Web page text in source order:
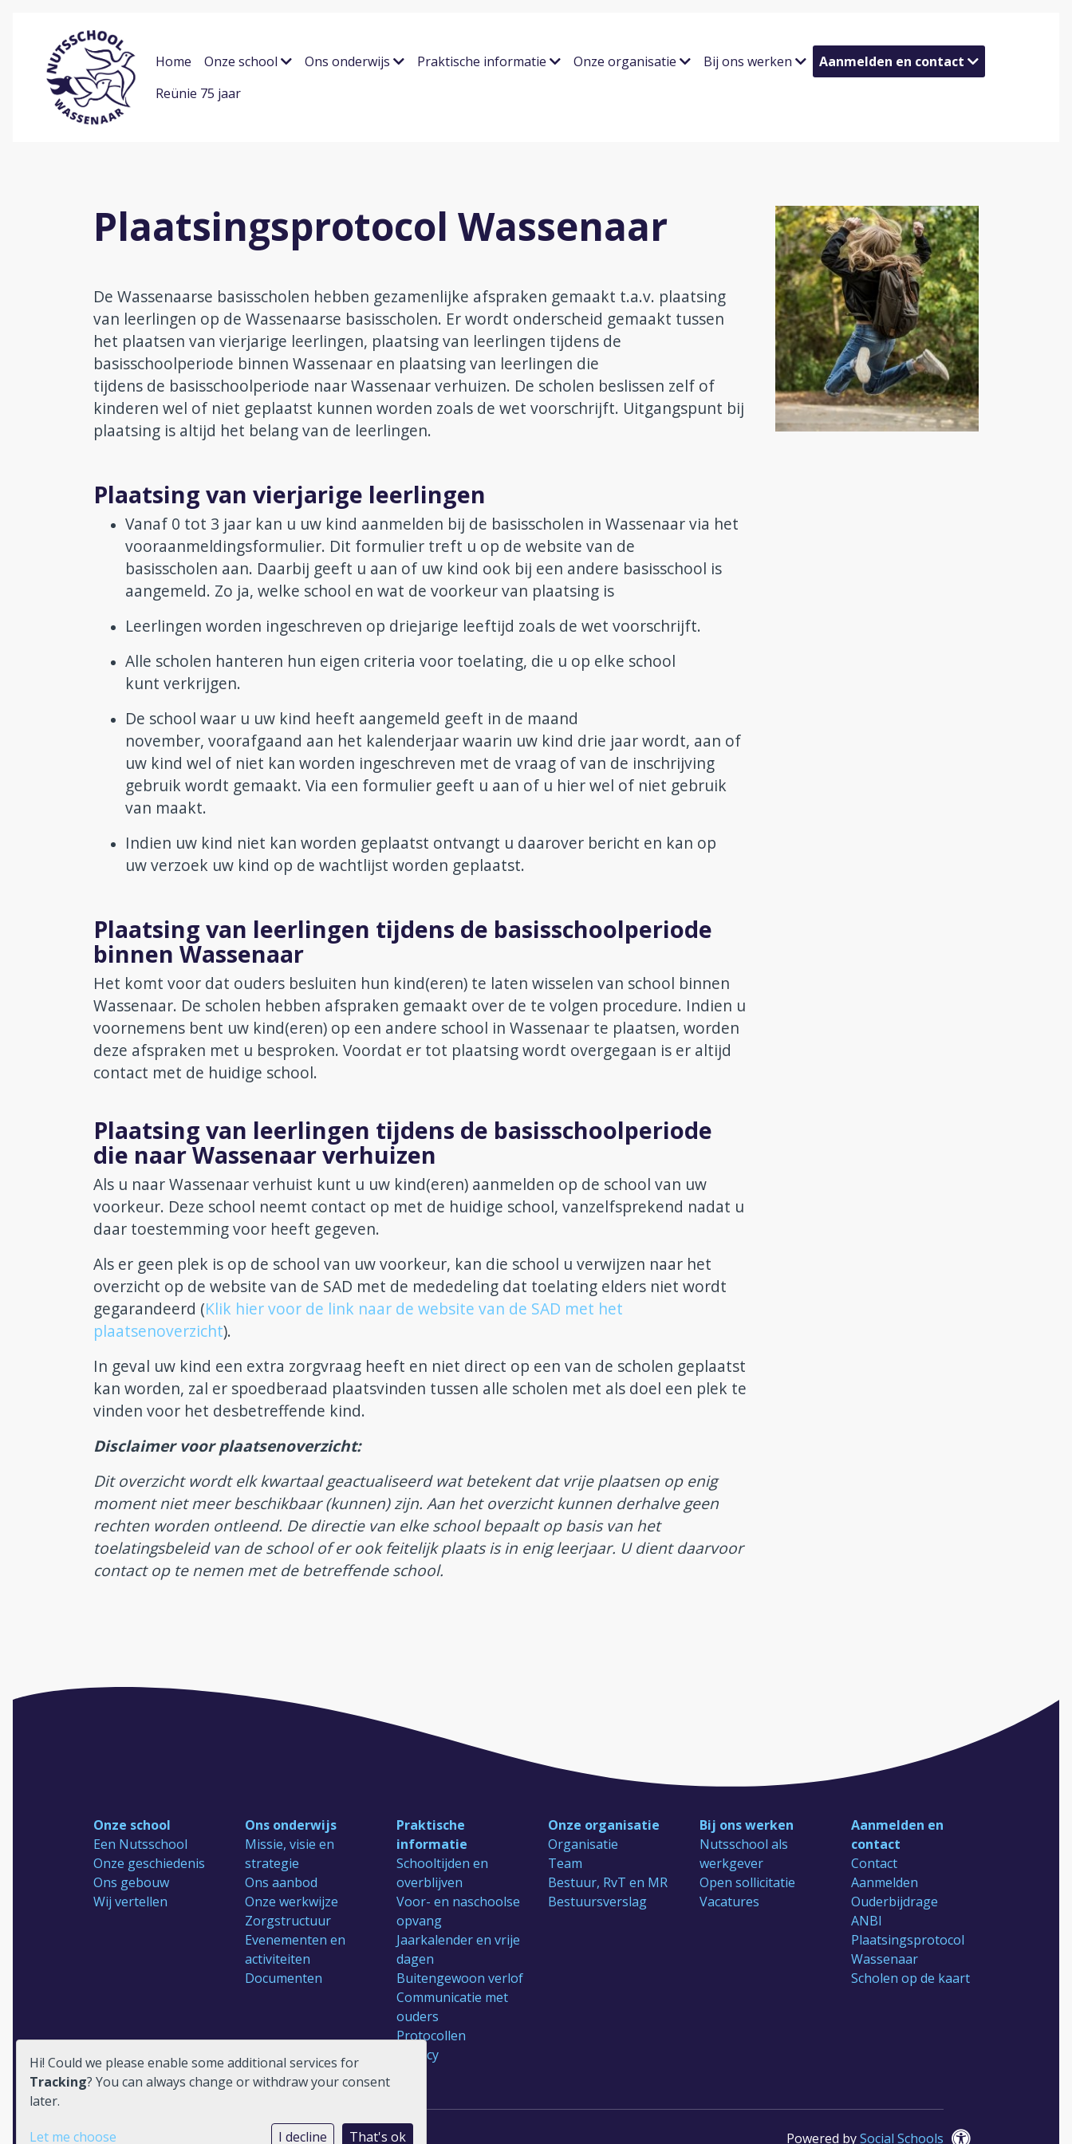
Home Onze school Ons onderwijs Praktische informatie Onze organisatie Bij ons werken
Aanmelden en contact
Reünie 75 jaar
Plaatsingsprotocol Wassenaar
De Wassenaarse basisscholen hebben gezamenlijke afspraken gemaakt t.a.v. plaatsing
van leerlingen op de Wassenaarse basisscholen. Er wordt onderscheid gemaakt tussen
het plaatsen van vierjarige leerlingen, plaatsing van leerlingen tijdens de
basisschoolperiode binnen Wassenaar en plaatsing van leerlingen die
tijdens de basisschoolperiode naar Wassenaar verhuizen. De scholen beslissen zelf of
kinderen wel of niet geplaatst kunnen worden zoals de wet voorschrijft. Uitgangspunt bij
plaatsing is altijd het belang van de leerlingen.
Plaatsing van vierjarige leerlingen
Vanaf 0 tot 3 jaar kan u uw kind aanmelden bij de basisscholen in Wassenaar via het
vooraanmeldingsformulier. Dit formulier treft u op de website van de
basisscholen aan. Daarbij geeft u aan of uw kind ook bij een andere basisschool is
aangemeld. Zo ja, welke school en wat de voorkeur van plaatsing is
Leerlingen worden ingeschreven op driejarige leeftijd zoals de wet voorschrijft.
Alle scholen hanteren hun eigen criteria voor toelating, die u op elke school
kunt verkrijgen.
De school waar u uw kind heeft aangemeld geeft in de maand
november, voorafgaand aan het kalenderjaar waarin uw kind drie jaar wordt, aan of
uw kind wel of niet kan worden ingeschreven met de vraag of van de inschrijving
gebruik wordt gemaakt. Via een formulier geeft u aan of u hier wel of niet gebruik
van maakt.
Indien uw kind niet kan worden geplaatst ontvangt u daarover bericht en kan op
uw verzoek uw kind op de wachtlijst worden geplaatst.
Plaatsing van leerlingen tijdens de basisschoolperiode
binnen Wassenaar
Het komt voor dat ouders besluiten hun kind(eren) te laten wisselen van school binnen
Wassenaar. De scholen hebben afspraken gemaakt over de te volgen procedure. Indien u
voornemens bent uw kind(eren) op een andere school in Wassenaar te plaatsen, worden
deze afspraken met u besproken. Voordat er tot plaatsing wordt overgegaan is er altijd
contact met de huidige school.
Plaatsing van leerlingen tijdens de basisschoolperiode
die naar Wassenaar verhuizen
Als u naar Wassenaar verhuist kunt u uw kind(eren) aanmelden op de school van uw
voorkeur. Deze school neemt contact op met de huidige school, vanzelfsprekend nadat u
daar toestemming voor heeft gegeven.
Als er geen plek is op de school van uw voorkeur, kan die school u verwijzen naar het
overzicht op de website van de SAD met de mededeling dat toelating elders niet wordt
gegarandeerd (Klik hier voor de link naar de website van de SAD met het
plaatsenoverzicht).
In geval uw kind een extra zorgvraag heeft en niet direct op een van de scholen geplaatst
kan worden, zal er spoedberaad plaatsvinden tussen alle scholen met als doel een plek te
vinden voor het desbetreffende kind.
Disclaimer voor plaatsenoverzicht:
Dit overzicht wordt elk kwartaal geactualiseerd wat betekent dat vrije plaatsen op enig
moment niet meer beschikbaar (kunnen) zijn. Aan het overzicht kunnen derhalve geen
rechten worden ontleend. De directie van elke school bepaalt op basis van het
toelatingsbeleid van de school of er ook feitelijk plaats is in enig leerjaar. U dient daarvoor
contact op te nemen met de betreffende school.
Onze school
Een Nutsschool
Onze geschiedenis
Ons gebouw
Wij vertellen
Ons onderwijs
Missie, visie en
strategie
Ons aanbod
Onze werkwijze
Zorgstructuur
Evenementen en
activiteiten
Documenten
Praktische
informatie
Schooltijden en
overblijven
Voor- en naschoolse
opvang
Jaarkalender en vrije
dagen
Buitengewoon verlof
Communicatie met
ouders
Protocollen
Privacy
Onze organisatie
Organisatie
Team
Bestuur, RvT en MR
Bestuursverslag
Bij ons werken
Nutsschool als
werkgever
Open sollicitatie
Vacatures
Aanmelden en
contact
Contact
Aanmelden
Ouderbijdrage
ANBI
Plaatsingsprotocol
Wassenaar
Scholen op de kaart
Reünie 75 jaar
Privacy statement Cookie instellingen Powered bySocial Schools
Hi! Could we please enable some additional services for
Tracking? You can always change or withdraw your consent
later.
Let me choose I decline That's ok